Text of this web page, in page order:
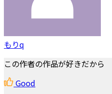
もりq
この作者の作品が好きだから
Good